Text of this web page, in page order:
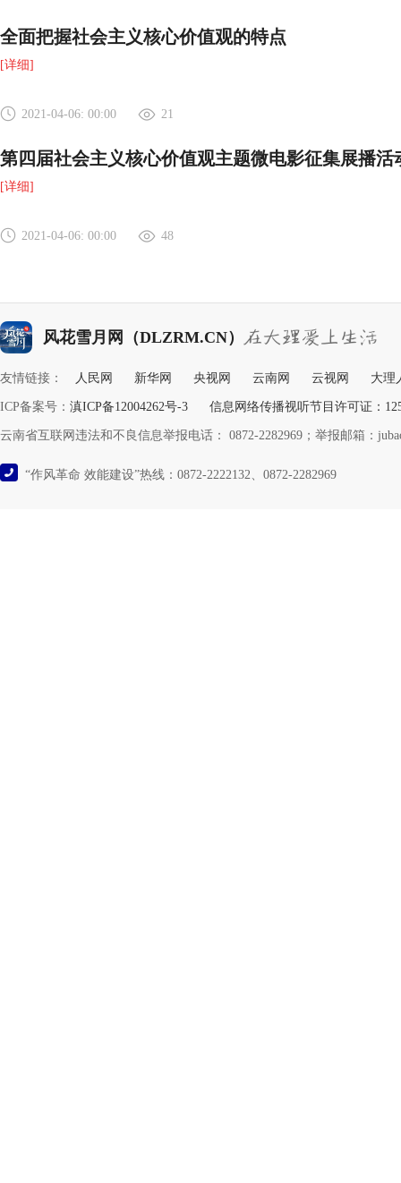
全面把握社会主义核心价值观的特点
[详细]
2021-04-06: 00:00 21
第四届社会主义核心价值观主题微电影征集展播活
[详细]
2021-04-06: 00:00 48
风花雪月网（DLZRM.CN）
友情链接： 人民网 新华网 央视网 云南网 云视网 大理
ICP备案号： 滇ICP备12004262号-3 信息网络传播视听节目许可证：
云南省互联网违法和不良信息举报电话： 0872-2282969；举报邮箱：
“作风革命 效能建设”热线：0872-2222132、0872-2282969